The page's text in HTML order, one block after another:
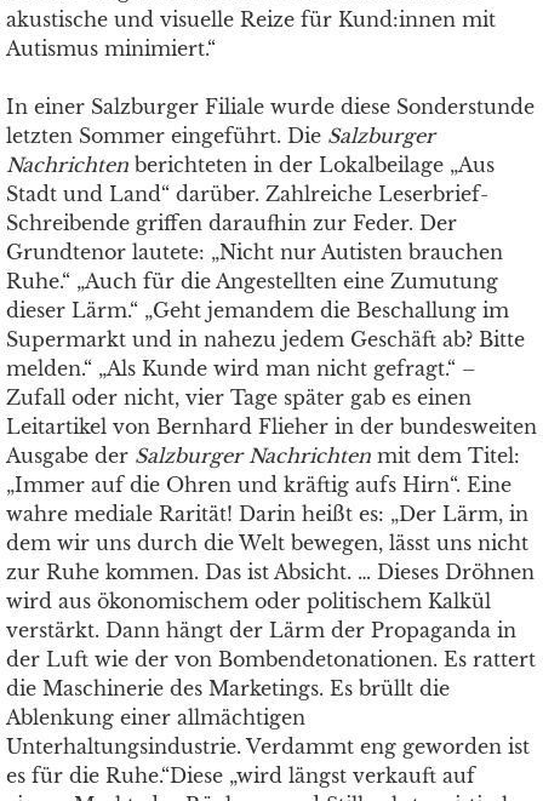
akustische und visuelle Reize für Kund:innen mit
Autismus minimiert.“
In einer Salzburger Filiale wurde diese Sonderstunde
letzten Sommer eingeführt. Die Salzburger
Nachrichten berichteten in der Lokalbeilage „Aus
Stadt und Land“ darüber. Zahlreiche Leserbrief-
Schreibende griffen daraufhin zur Feder. Der
Grundtenor lautete: „Nicht nur Autisten brauchen
Ruhe.“ „Auch für die Angestellten eine Zumutung
dieser Lärm.“ „Geht jemandem die Beschallung im
Supermarkt und in nahezu jedem Geschäft ab? Bitte
melden.“ „Als Kunde wird man nicht gefragt.“ –
Zufall oder nicht, vier Tage später gab es einen
Leitartikel von Bernhard Flieher in der bundesweiten
Ausgabe der Salzburger Nachrichten mit dem Titel:
„Immer auf die Ohren und kräftig aufs Hirn“. Eine
wahre mediale Rarität! Darin heißt es: „Der Lärm, in
dem wir uns durch die Welt bewegen, lässt uns nicht
zur Ruhe kommen. Das ist Absicht. … Dieses Dröhnen
wird aus ökonomischem oder politischem Kalkül
verstärkt. Dann hängt der Lärm der Propaganda in
der Luft wie der von Bombendetonationen. Es rattert
die Maschinerie des Marketings. Es brüllt die
Ablenkung einer allmächtigen
Unterhaltungsindustrie. Verdammt eng geworden ist
es für die Ruhe.“Diese „wird längst verkauft auf